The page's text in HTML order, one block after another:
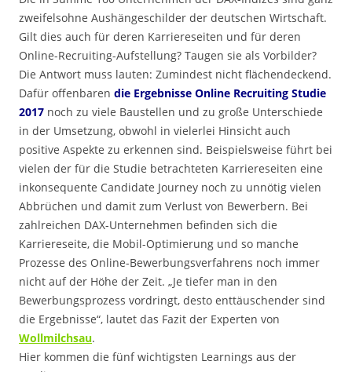
zweifelsohne Aushängeschilder der deutschen Wirtschaft.
Gilt dies auch für deren Karriereseiten und für deren
Online-Recruiting-Aufstellung? Taugen sie als Vorbilder?
Die Antwort muss lauten: Zumindest nicht flächendeckend.
Dafür offenbaren die Ergebnisse Online Recruiting Studie
2017 noch zu viele Baustellen und zu große Unterschiede
in der Umsetzung, obwohl in vielerlei Hinsicht auch
positive Aspekte zu erkennen sind. Beispielsweise führt bei
vielen der für die Studie betrachteten Karriereseiten eine
inkonsequente Candidate Journey noch zu unnötig vielen
Abbrüchen und damit zum Verlust von Bewerbern. Bei
zahlreichen DAX-Unternehmen befinden sich die
Karriereseite, die Mobil-Optimierung und so manche
Prozesse des Online-Bewerbungsverfahrens noch immer
nicht auf der Höhe der Zeit. „Je tiefer man in den
Bewerbungsprozess vordringt, desto enttäuschender sind
die Ergebnisse“, lautet das Fazit der Experten von
Wollmilchsau.
Hier kommen die fünf wichtigsten Learnings aus der